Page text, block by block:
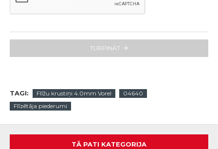
TURPINĀT
TAGI: Flīžu krustiņi 4.0mm Vorel
04640
Flīzētāja piederumi
TĀ PATI KATEGORIJA